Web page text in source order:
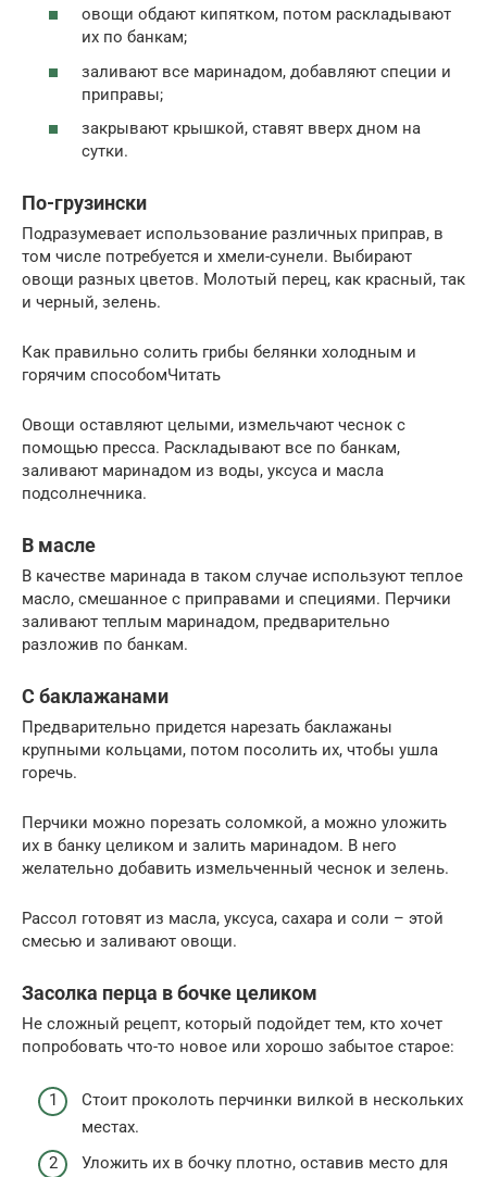
овощи обдают кипятком, потом раскладывают
их по банкам;
заливают все маринадом, добавляют специи и
приправы;
закрывают крышкой, ставят вверх дном на
сутки.
По-грузински
Подразумевает использование различных приправ, в
том числе потребуется и хмели-сунели. Выбирают
овощи разных цветов. Молотый перец, как красный, так
и черный, зелень.
Как правильно солить грибы белянки холодным и
горячим способомЧитать
Овощи оставляют целыми, измельчают чеснок с
помощью пресса. Раскладывают все по банкам,
заливают маринадом из воды, уксуса и масла
подсолнечника.
В масле
В качестве маринада в таком случае используют теплое
масло, смешанное с приправами и специями. Перчики
заливают теплым маринадом, предварительно
разложив по банкам.
С баклажанами
Предварительно придется нарезать баклажаны
крупными кольцами, потом посолить их, чтобы ушла
горечь.
Перчики можно порезать соломкой, а можно уложить
их в банку целиком и залить маринадом. В него
желательно добавить измельченный чеснок и зелень.
Рассол готовят из масла, уксуса, сахара и соли – этой
смесью и заливают овощи.
Засолка перца в бочке целиком
Не сложный рецепт, который подойдет тем, кто хочет
попробовать что-то новое или хорошо забытое старое:
Стоит проколоть перчинки вилкой в нескольких
местах.
Уложить их в бочку плотно, оставив место для